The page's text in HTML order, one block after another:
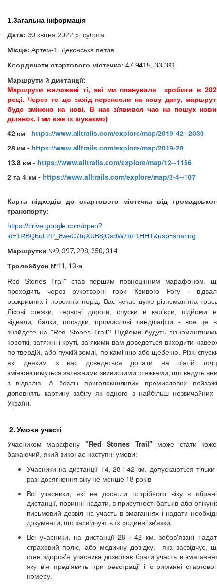
1.Загальна інформація
Дата: 30 квітня 2022 р, субота.
Місце: Артем-1. Деконська петля.
Координати стартового містечка: 47.9415, 33.391
Маршрути й дистанції:
Маршрути виложені ті, які ми планували зробити в
році. Через те що захід перенесли на нову дату,
буде змінено на нові. В нас зїявився час на пошук
ділянок. І ми вже їх шукаємо)
42 км - https://www.alltrails.com/explore/map/2019-42--2030
28 км - https://www.alltrails.com/explore/map/2019-28
13.8 км - https://www.alltrails.com/explore/map/12--1156
2 та 4 км - https://www.alltrails.com/explore/map/2-4--107
Карта підходів до стартового містечка від
транспорту:
https://drive.google.com/open?
id=1RBQ6uL2P_8weC7tqXUB8jOsdW7bF1HHT&usp=sharing
Маршрутки №9, 397, 298, 250, 314.
Тролейбуси №11, 13-а.
Red Stones Trail" став першим повноцінним марафоном,
проходить через рукотворні гори Кривого Рогу -
розкривних і порожніх порід. Вас чекає дуже різноманітна
Лісові стежки, червоні дороги, спуски в кар'єри, підйоми
відвали, балки, посадки, промислові ландшафти - все це
знайдете на "Red Stones Trail"! Підйоми будуть
короткі, затяжні і круті, за якими вам доведеться виходити
по твердій, або пухкій землі, по камінню або щебеню. Різкі
які деяким з вас доведеться долати на п'ятій
змінюватимуться затяжними звивистими стежками, що ведуть
з відвалів. А безліч приголомшливих промислових
доповнять картину забігу як одного з найбільш незвичайних
Україні.
2. Умови участі
Учасником марафону "Red Stones Trail" може стати
бажаючий, який виконає наступні умови:
Учасники на дистанції 14, 28 і 42 км. допускаються тільки
разі досягнення віку не менше 18 років
Всі учасники, які не досягли потрібного віку в
дистанції, повинні надати, в присутності батьків або
письмовий дозвіл на участь в змаганнях і надати
документи, що засвідчують їх родинні зв'язки.
Всі учасники, на дистанції28 і 42 км. зобов'язані
страховий поліс, або медичну довідку, яка засвідчує,
стан здоров'я учасника дозволяє брати участь в
яку він пред'явить при реєстрації і отриманні
номеру.